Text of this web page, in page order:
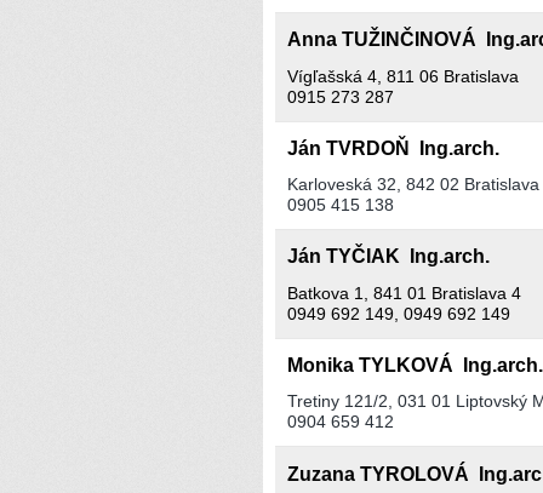
Anna TUŽINČINOVÁ
Vígľašská 4, 811 06 Bratislava
0915 273 287
Ján TVRDOŇ Ing.arch.
Karloveská 32, 842 02 Bratislava
0905 415 138
Ján TYČIAK Ing.arch.
Batkova 1, 841 01 Bratislava 4
0949 692 149, 0949 692 149
Monika TYLKOVÁ
Tretiny 121/2, 031 01 Liptovský
0904 659 412
Zuzana TYROLOVÁ